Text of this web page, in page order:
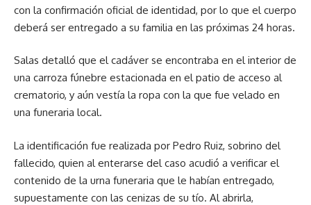
con la confirmación oficial de identidad, por lo que el cuerpo
deberá ser entregado a su familia en las próximas 24 horas.
Salas detalló que el cadáver se encontraba en el interior de
una carroza fúnebre estacionada en el patio de acceso al
crematorio, y aún vestía la ropa con la que fue velado en
una funeraria local.
La identificación fue realizada por Pedro Ruiz, sobrino del
fallecido, quien al enterarse del caso acudió a verificar el
contenido de la urna funeraria que le habían entregado,
supuestamente con las cenizas de su tío. Al abrirla,